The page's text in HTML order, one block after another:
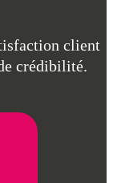
client
crédibilité.